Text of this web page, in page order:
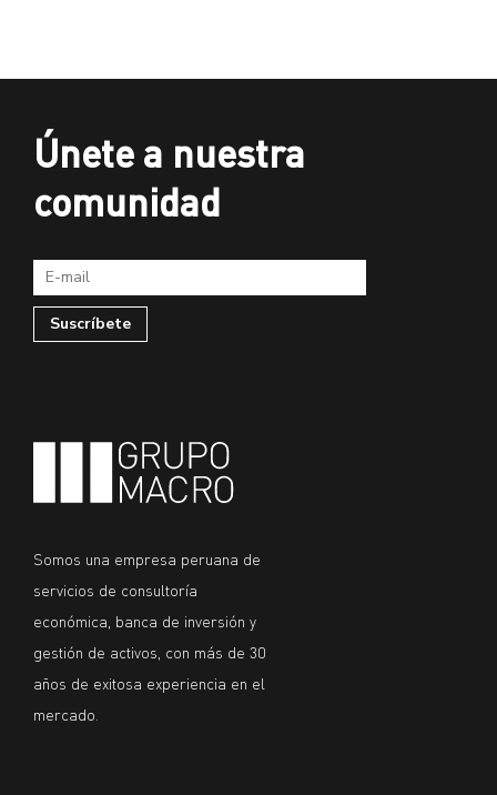
Únete a nuestra
comunidad
Somos una empresa peruana de
servicios de consultoría
económica, banca de inversión y
gestión de activos, con más de 30
años de exitosa experiencia en el
mercado.